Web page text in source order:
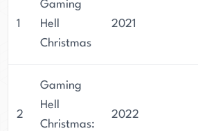
1
Gaming
Hell
Christmas
2021
2
Gaming
Hell
Christmas:
2022